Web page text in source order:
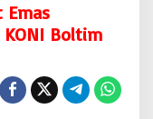
Emas
Boltim